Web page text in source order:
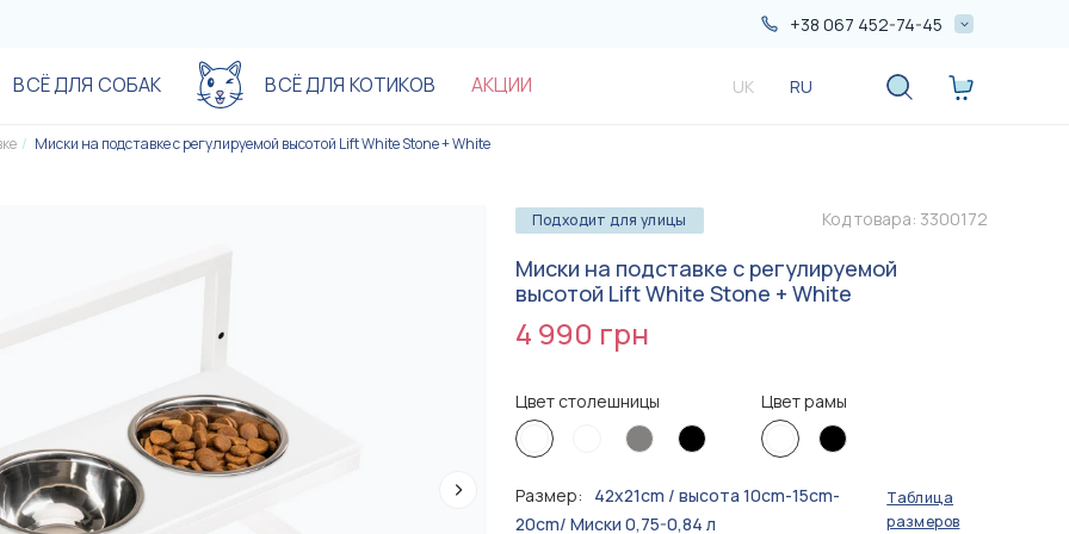
+38 067 452-74-45
+38 050 552-74-45
ВСЁ ДЛЯ СОБАК
Акционные предложения до
ВСЁ ДЛЯ КОТИКОВ
Акционные предложения до
АКЦИИ UK RU
Миски на подставке с регулируемой высотой Lift White Stone + White
Подходит для улицы Код товара: 3300172
Миски на подставке с регулируемой
высотой Lift White Stone + White
4 990 грн
Цвет столешницы Цвет рамы
Размер:
42x21cm / высота 10cm-15сm-
20cm/ Миски 0,75-0,84 л
Таблица
размеров